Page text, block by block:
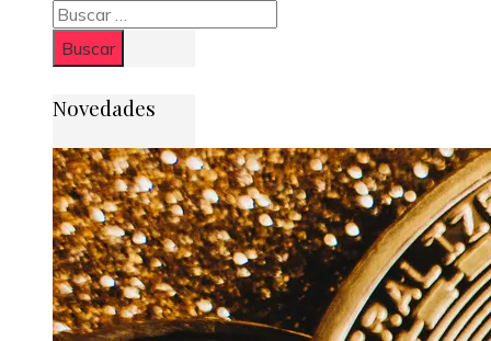
Buscar:
Novedades